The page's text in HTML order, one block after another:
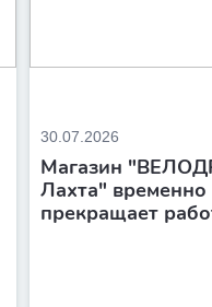
30.07.2026
Магазин
Лахта" временно
прекращает